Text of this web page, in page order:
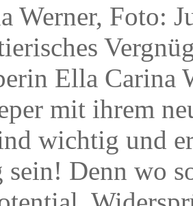
Werner, Foto:
Ella Carina
mit ihrem
wichtig und
sein! Denn wo